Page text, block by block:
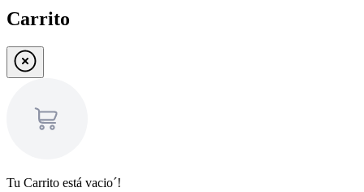
Carrito
Tu Carrito está vacio´!